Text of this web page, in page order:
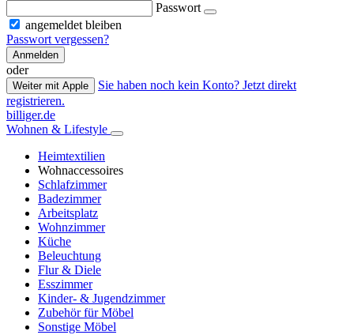
Passwort
angemeldet bleiben
Passwort vergessen?
Anmelden
oder
Weiter mit Apple
Sie haben noch kein Konto? Jetzt direkt
registrieren.
billiger.de
Wohnen & Lifestyle
Heimtextilien
Wohnaccessoires
Schlafzimmer
Badezimmer
Arbeitsplatz
Wohnzimmer
Küche
Beleuchtung
Flur & Diele
Esszimmer
Kinder- & Jugendzimmer
Zubehör für Möbel
Sonstige Möbel